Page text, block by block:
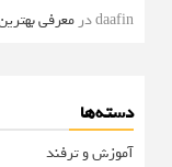
daafinدرمعرفی بهترین فلش های 64
دسته‌ها
آموزش و ترفند